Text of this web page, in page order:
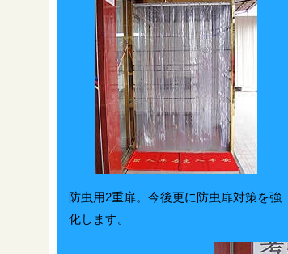
防虫用2重扉。今後更に防虫扉対策を強
化します。